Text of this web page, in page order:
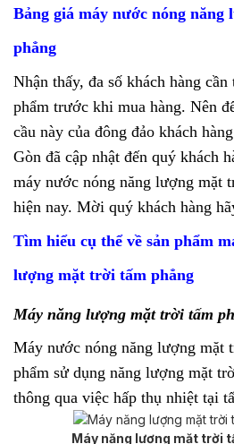
Bảng giá máy nước nóng
phẳng
Nhận thấy, đa số khách hàng
phẩm trước khi mua hàng. Nên
cầu này của đông đảo khách
Gòn đã cập nhật đến quý khách
máy nước nóng năng lượng mặt
hiện nay. Mời quý khách hàng
Tìm hiểu cụ thể về sản phẩm
lượng mặt trời tấm phẳng
Máy năng lượng mặt trời tấm
Máy nước nóng năng lượng mặt
phẩm sử dụng năng lượng mặt
thông qua việc hấp thụ nhiệt tại
Máy năng lượng mặt trời